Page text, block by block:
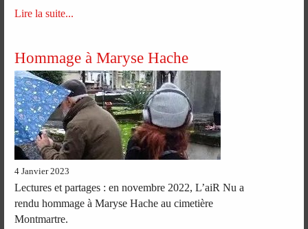
Lire la suite...
Hommage à Maryse Hache
4 Janvier 2023
Lectures et partages : en novembre 2022, L’aiR Nu a
rendu hommage à Maryse Hache au cimetière
Montmartre.